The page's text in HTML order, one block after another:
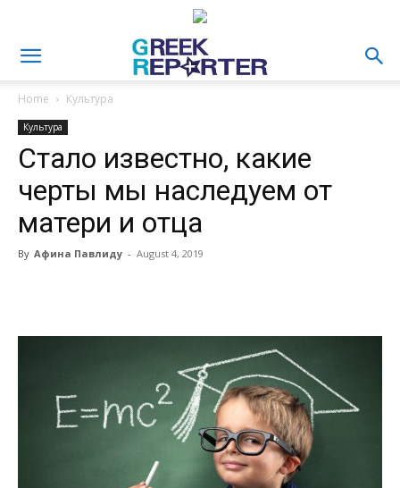
Home Культура
Культура
Стало известно, какие
черты мы наследуем от
матери и отца
By Афина Павлиду - August 4, 2019